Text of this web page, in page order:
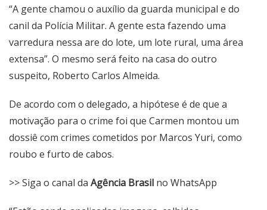
“A gente chamou o auxílio da guarda municipal e do
canil da Polícia Militar. A gente esta fazendo uma
varredura nessa are do lote, um lote rural, uma área
extensa”. O mesmo será feito na casa do outro
suspeito, Roberto Carlos Almeida.
De acordo com o delegado, a hipótese é de que a
motivação para o crime foi que Carmen montou um
dossiê com crimes cometidos por Marcos Yuri, como
roubo e furto de cabos.
>> Siga o canal da Agência Brasil no WhatsApp